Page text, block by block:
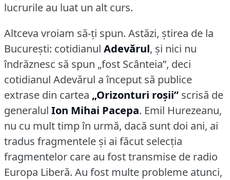
lucrurile au luat un alt curs.
Altceva vroiam să-ți spun. Astăzi, știrea de la
București: cotidianul Adevărul, și nici nu
îndrăznesc să spun „fost Scânteia”, deci
cotidianul Adevărul a început să publice
extrase din cartea „Orizonturi roșii” scrisă de
generalul Ion Mihai Pacepa. Emil Hurezeanu,
nu cu mult timp în urmă, dacă sunt doi ani, ai
tradus fragmentele și ai făcut selecția
fragmentelor care au fost transmise de radio
Europa Liberă. Au fost multe probleme atunci,